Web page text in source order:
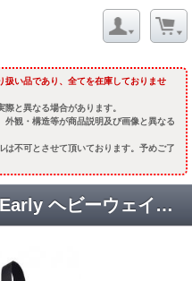
扱い品であり、全てを在庫しておりませ
と異なる場合があります。
外観・構造等が商品説明及び画像と異なる
は不可とさせて頂いております。予めご了
モデルガン : M10 2inch Early ヘビーウェイト 『帰ってきたあぶない刑事』オフィシャルライセンスプロダクト 大下勇次モデル【DXセット】 [完売 再生産未定]